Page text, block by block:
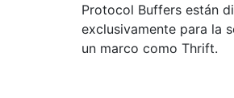
Protocol Buffers están
exclusivamente para la
un marco como Thrift.